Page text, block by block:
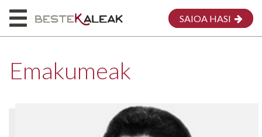
SAIOA HASI
Emakumeak